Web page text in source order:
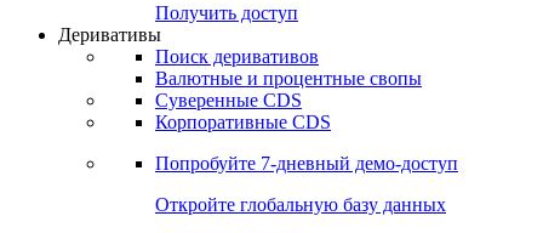
Получить доступ
Деривативы
Поиск деривативов
Валютные и процентные свопы
Суверенные CDS
Корпоративные CDS
Попробуйте 7-дневный демо-доступ
Откройте глобальную базу данных